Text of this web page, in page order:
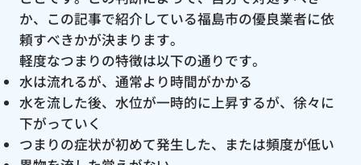
か、この記事で紹介している福島市の優良業者に依
頼すべきかが決まります。
軽度なつまりの特徴は以下の通りです。
水は流れるが、通常より時間がかかる
水を流した後、水位が一時的に上昇するが、徐々に
下がっていく
つまりの症状が初めて発生した、または頻度が低い